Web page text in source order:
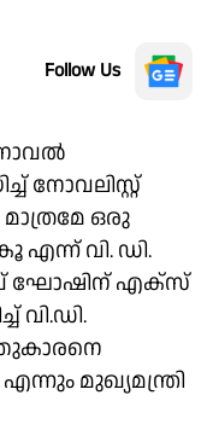
Follow Us
നോവലിസ്റ്റ്
ഒരു
എന്ന് വി. ഡി.
ഘോഷിന് എക്‌സ്
വി.ഡി.
മുഖ്യമന്ത്രി